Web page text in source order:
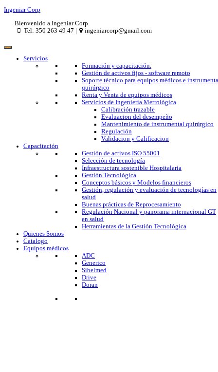
Ingeniar Corp
Bienvenido a Ingeniar Corp.
Tel: 350 263 49 47 |
ingeniarcorp@gmail.com
Servicios
Formación y capacitación.
Gestión de activos fijos - software remoto
Soporte técnico para equipos médicos e
quirúrgico
Renta y Venta de equipos médicos
Servicios de Ingenieria Metrológica
Calibración trazable
Evaluacion del desempeño
Mantenimiento de instrumental quirúrgico
Regulación
Validacion y Calificacion
Capacitación
Gestión de activos ISO 55001
Selección de tecnología
Infraestructura sostenible Hospitalaria
Gestión Tecnológica
Conceptos básicos y Modelos financieros
Gestión, regulación y evaluación de tecnologías en
salud
Buenas prácticas de Reprocesamiento
Regulación Nacional y panorama internacional GT
en salud
Herramientas de la Gestión Tecnológica
Quienes Somos
Catalogo
Equipos médicos
ADC
Generico
Sibelmed
Drive
Doran